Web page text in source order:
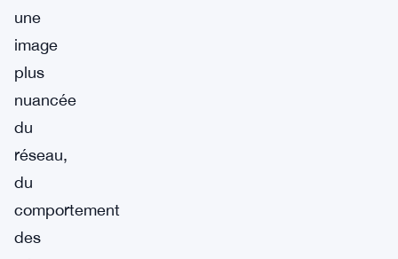
une
image
plus
nuancée
du
réseau,
du
comportement
des